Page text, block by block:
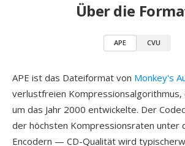
Über die
APE CVU
APE ist das Dateiformat von Monkey's
verlustfreien Kompressionsalgorithmus,
um das Jahr 2000 entwickelte. Der
der höchsten Kompressionsraten unter
Encodern — CD-Qualität wird